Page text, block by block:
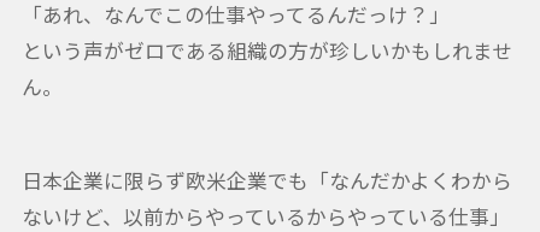
「あれ、なんでこの仕事やってるんだっけ？」
という声がゼロである組織の方が珍しいかもしれませ
ん。
日本企業に限らず欧米企業でも「なんだかよくわから
ないけど、以前からやっているからやっている仕事」